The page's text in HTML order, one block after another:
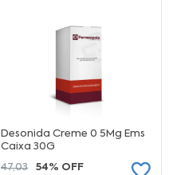
Desonida Creme 0 5Mg Ems
Caixa 30G
47,03
54% OFF